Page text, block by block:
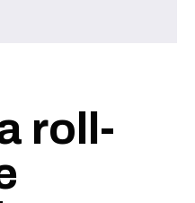
roll-